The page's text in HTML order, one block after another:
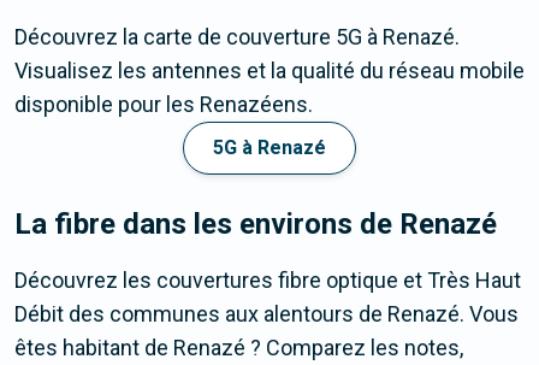
Découvrez la carte de couverture 5G à Renazé.
Visualisez les antennes et la qualité du réseau mobile
disponible pour les Renazéens.
5G à Renazé
La fibre dans les environs de Renazé
Découvrez les couvertures fibre optique et Très Haut
Débit des communes aux alentours de Renazé. Vous
êtes habitant de Renazé ? Comparez les notes,